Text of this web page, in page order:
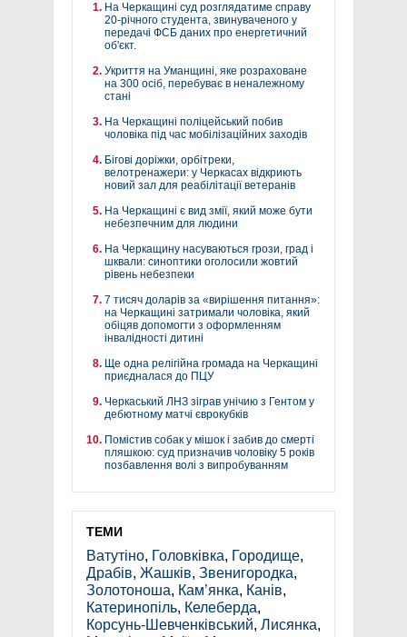
На Черкащині суд розглядатиме справу
20-річного студента, звинуваченого у
передачі ФСБ даних про енергетичний
об'єкт.
Укриття на Уманщині, яке розраховане
на 300 осіб, перебуває в неналежному
стані
На Черкащині поліцейський побив
чоловіка під час мобілізаційних заходів
Бігові доріжки, орбітреки,
велотренажери: у Черкасах відкриють
новий зал для реабілітації ветеранів
На Черкащині є вид змії, який може бути
небезпечним для людини
На Черкащину насуваються грози, град і
шквали: синоптики оголосили жовтий
рівень небезпеки
7 тисяч доларів за «вирішення питання»:
на Черкащині затримали чоловіка, який
обіцяв допомогти з оформленням
інвалідності дитині
Ще одна релігійна громада на Черкащині
приєдналася до ПЦУ
Черкаський ЛНЗ зіграв унічию з Гентом у
дебютному матчі єврокубків
Помістив собак у мішок і забив до смерті
пляшкою: суд призначив чоловіку 5 років
позбавлення волі з випробуванням
ТЕМИ
Ватутіно, Головківка, Городище,
Драбів, Жашків, Звенигородка,
Золотоноша, Кам’янка, Канів,
Катеринопіль, Келеберда,
Корсунь-Шевченківський, Лисянка,